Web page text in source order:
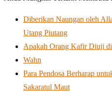
Diberikan Naungan oleh
Utang Piutang
Apakah Orang Kafir Diuji
Wahn
Para Pendosa Berharap
Sakaratul Maut